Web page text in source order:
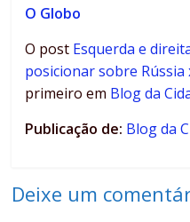
O Globo
O post Esquerda e
posicionar sobre Rússia
primeiro em Blog da
Publicação de: Blog da
Deixe um